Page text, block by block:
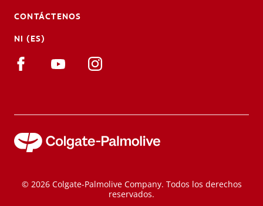
CONTÁCTENOS
NI (ES)
© 2026 Colgate-Palmolive Company. Todos los derechos
reservados.